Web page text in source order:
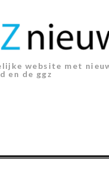
website met
en de ggz